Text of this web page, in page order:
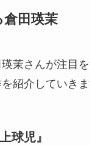
倉田瑛茉
茉さんが注目
紹介していきま
球児』